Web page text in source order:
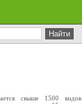
свыше 1500 видов